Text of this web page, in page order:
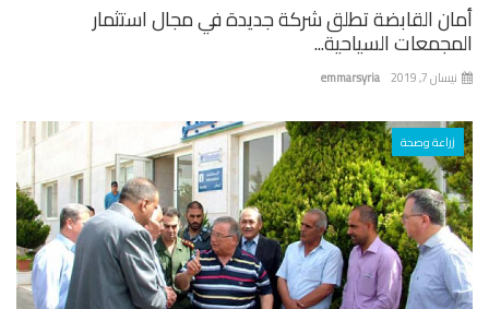
القابضة تطلق شركة جديدة في مجال استثمار
السياحية...
emmarsyria 7, 2019
زراعة وصحة